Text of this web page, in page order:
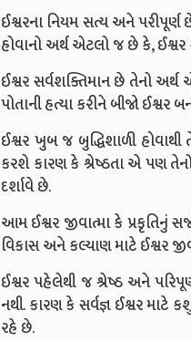
ઈશ્વરના નિયમ સત્ય અને પરીપૂર્ણ
હોવાનો અર્થ એટલો જ છે કે, ઈશ્વર
ઈશ્વર સર્વશક્તિમાન છે તેનો
પોતાની હત્યા કરીને બીજો
ઈશ્વર ખુબ જ બુદ્ધિશાળી હોવાથી
કરશે કારણ કે શ્રેષ્ઠતા એ પણ
દર્શાવે છે.
આમ ઈશ્વર જીવાત્મા કે પ્રકૃતિનું
વિકાસ અને કલ્યાણ માટે ઈશ્વર
ઈશ્વર પહેલેથી જ શ્રેષ્ઠ અને
નથી. કારણ કે સર્વજ્ઞ ઈશ્વર
રહે છે.